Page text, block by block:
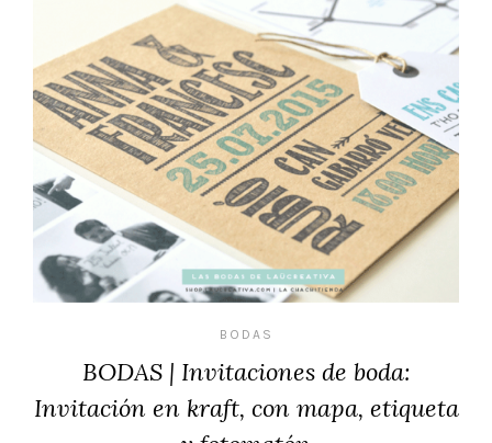
BODAS
BODAS | Invitaciones de boda:
Invitación en kraft, con mapa, etiqueta